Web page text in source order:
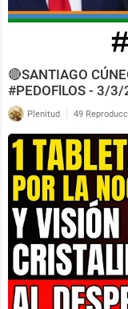
🔴SANTIAGO
#PEDOFlLOS - 3/3/
Plenitud | 49